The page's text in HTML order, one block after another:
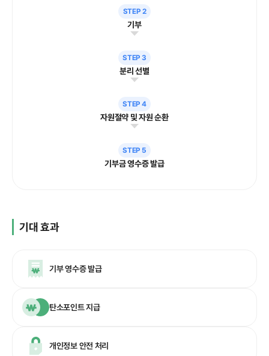
STEP 2
기부
STEP 3
분리 선별
STEP 4
자원절약 및 자원 순환
STEP 5
기부금 영수증 발급
기대 효과
기부 영수증 발급
탄소포인트 지급
개인정보 안전 처리